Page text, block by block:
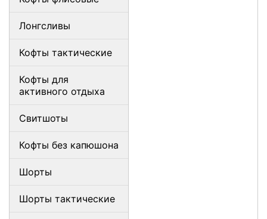
Лонгсливы
Кофты тактические
Кофты для
активного отдыха
Свитшоты
Кофты без капюшона
Шорты
Шорты тактические